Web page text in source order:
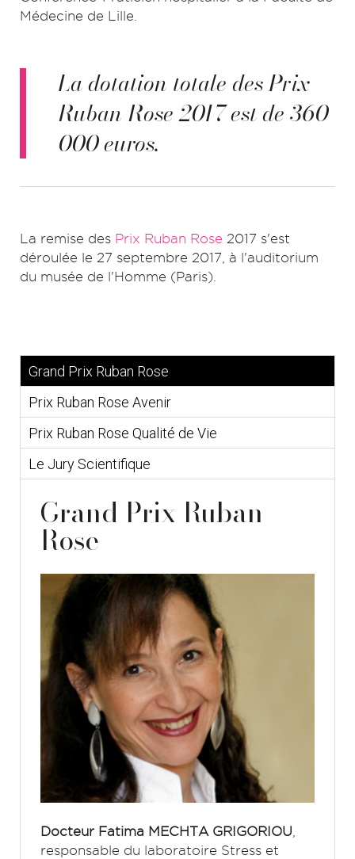
Médecine de Lille.
La dotation totale des Prix
Ruban Rose 2017 est de 360
000 euros.
La remise des Prix Ruban Rose 2017 s'est
déroulée le 27 septembre 2017, à l'auditorium
du musée de l'Homme (Paris).
Grand Prix Ruban Rose
Prix Ruban Rose Avenir
Prix Ruban Rose Qualité de Vie
Le Jury Scientifique
Grand Prix Ruban
Rose
Docteur Fatima MECHTA GRIGORIOU
responsable du laboratoire Stress et